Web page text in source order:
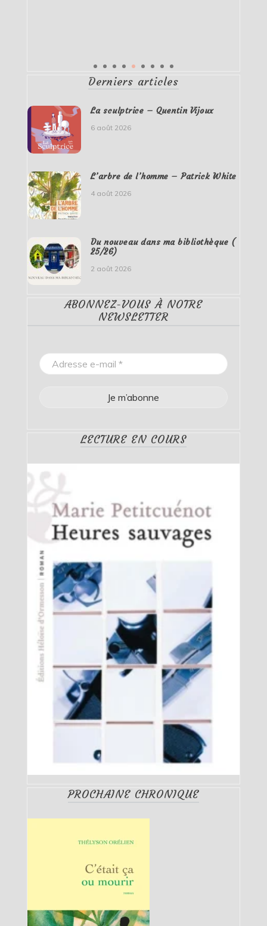
Derniers articles
La sculptrice – Quentin Vijoux
6 août 2026
L’arbre de l’homme – Patrick White
4 août 2026
Du nouveau dans ma bibliothèque (
25/26)
2 août 2026
ABONNEZ-VOUS À NOTRE
NEWSLETTER
LECTURE EN COURS
PROCHAINE CHRONIQUE